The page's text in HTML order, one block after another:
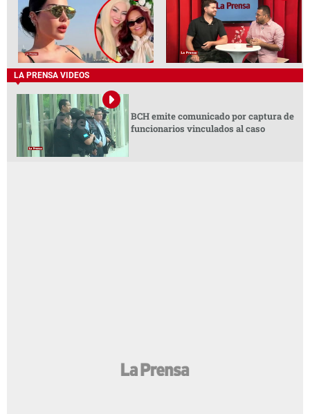
LA PRENSA VIDEOS
BCH emite comunicado por captura de
funcionarios vinculados al caso